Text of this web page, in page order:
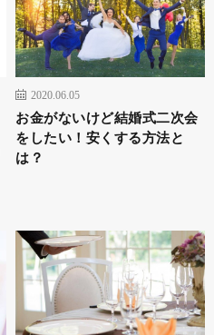
2020.06.05
お金がないけど結婚式二次会
をしたい！安くする方法と
は？